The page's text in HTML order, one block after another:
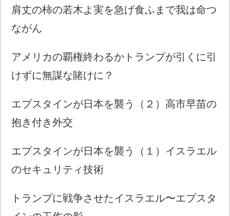
肩丈の柿の若木よ実を急げ食ふまで我は命つ
ながん
アメリカの覇権終わるかトランプが引くに引
けずに無謀な賭けに？
エプスタインが日本を襲う（２）高市早苗の
抱き付き外交
エプスタインが日本を襲う（１）イスラエル
のセキュリティ技術
トランプに戦争させたイスラエル〜エプスタ